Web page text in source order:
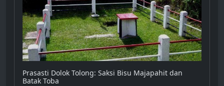
Prasasti Dolok Tolong: Saksi Bisu Majapahit dan
Batak Toba